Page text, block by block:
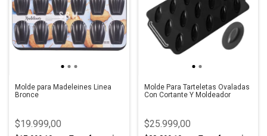
Molde para Madeleines Linea
Bronce
$19.999,00
Molde Para Tarteletas Ovaladas
Con Cortante Y Moldeador
$25.999,00